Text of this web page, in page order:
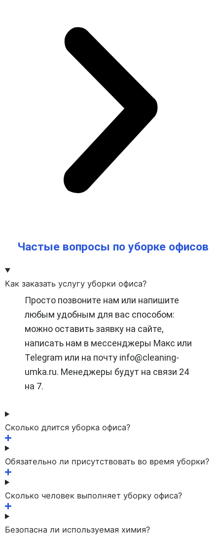
Частые вопросы по уборке офисов
Как заказать услугу уборки офиса?
Просто позвоните нам или напишите
любым удобным для вас способом:
можно оставить заявку на сайте,
написать нам в мессенджеры Макс или
Telegram или на почту info@cleaning-
umka.ru. Менеджеры будут на связи 24
на 7.
Сколько длится уборка офиса?
Обязательно ли присутствовать во время уборки?
Сколько человек выполняет уборку офиса?
Безопасна ли используемая химия?